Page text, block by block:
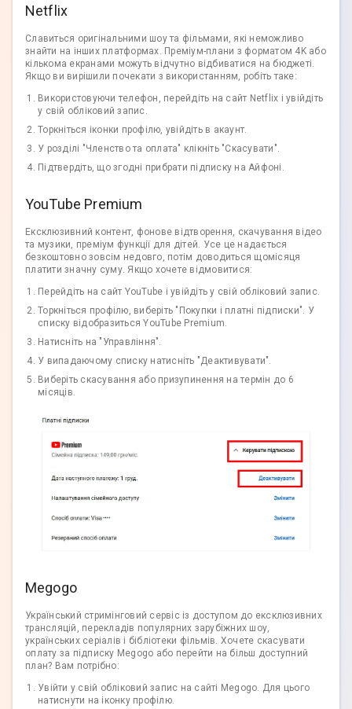
Netflix
Славиться оригінальними шоу та фільмами, які неможливо
знайти на інших платформах. Преміум-плани з форматом 4K або
кількома екранами можуть відчутно відбиватися на бюджеті.
Якщо ви вирішили почекати з використанням, робіть таке:
Використовуючи телефон, перейдіть на сайт Netflix і увійдіть
у свій обліковий запис.
Торкніться іконки профілю, увійдіть в акаунт.
У розділі "Членство та оплата" клікніть "Скасувати".
Підтвердіть, що згодні прибрати підписку на Айфоні.
YouTube Premium
Ексклюзивний контент, фонове відтворення, скачування відео
та музики, преміум функції для дітей. Усе це надається
безкоштовно зовсім недовго, потім доводиться щомісяця
платити значну суму. Якщо хочете відмовитися:
Перейдіть на сайт YouTube і увійдіть у свій обліковий запис.
Торкніться профілю, виберіть "Покупки і платні підписки". У
списку відобразиться YouTube Premium.
Натисніть на "Управління".
У випадаючому списку натисніть "Деактивувати".
Виберіть скасування або призупинення на термін до 6
місяців.
Megogo
Український стримінговий сервіс із доступом до ексклюзивних
трансляцій, перекладів популярних зарубіжних шоу,
українських серіалів і бібліотеки фільмів. Хочете скасувати
оплату за підписку Megogo або перейти на більш доступний
план? Вам потрібно:
Увійти у свій обліковий запис на сайті Megogo. Для цього
натиснути на іконку профілю.